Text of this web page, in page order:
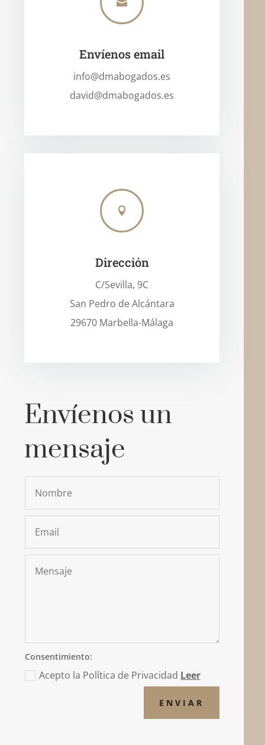

Envíenos email
info@dmabogados.es
david@dmabogados.es

Dirección
C/Sevilla, 9C
San Pedro de Alcántara
29670 Marbella-Málaga
Envíenos un
mensaje
Consentimiento:
Acepto la Política de Privacidad Leer
ENVIAR